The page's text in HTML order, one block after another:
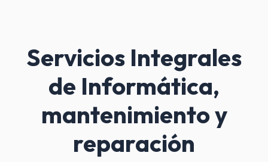
Servicios Integrales
de Informática,
mantenimiento y
reparación